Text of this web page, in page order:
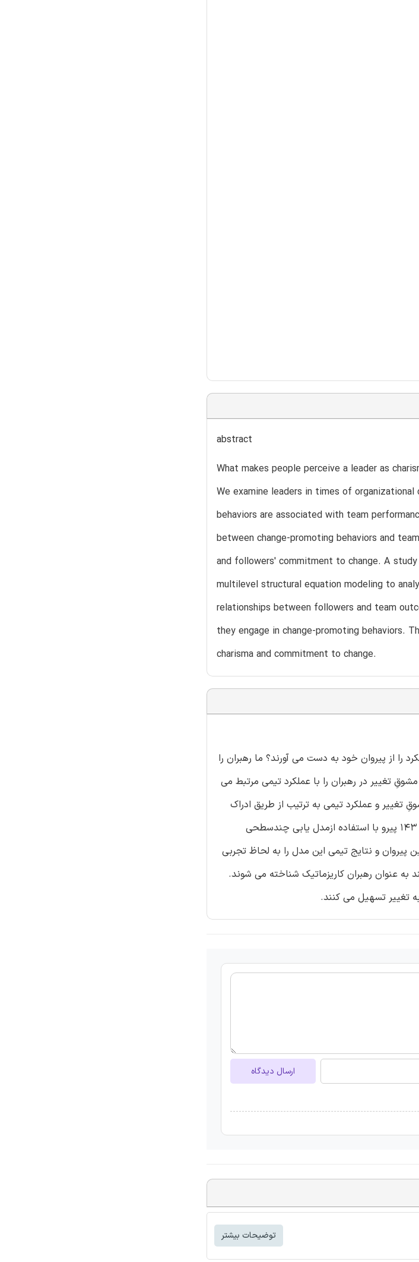
abstract
What makes people perceive a leader as
We examine leaders in times of
behaviors are associated with team
between change-promoting behaviors and
and followers' commitment to change. A
multilevel structural equation modeling to
relationships between followers and team
they engage in change-promoting behaviors.
charisma and commitment to change.
را از پیروان خود به دست می آورند؟ ما رهبران را
تغییر در رهبران را با عملکرد تیمی مرتبط می
و عملکرد تیمی به ترتیب از طریق ادراک
پیروان از کاریزمای رهبر و تعهد پیروان به تغییر منتقل می شود. مطالعه ای بر روی 33 رهبر و 143 پیرو با استفاده ازمدل یابی چندسطحی
پیروان و نتایج تیمی این مدل را به لحاظ تجربی
عنوان رهبران کاریزماتیک شناخته می شوند.
تغییر تسهیل می کنند.
ارسال دیدگاه
توضیحات بیشتر